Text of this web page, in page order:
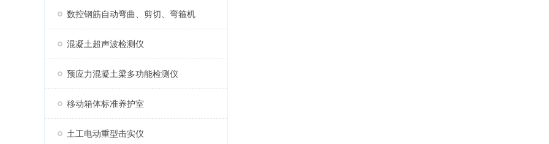
数控钢筋自动弯曲、剪切、弯箍机
混凝土超声波检测仪
预应力混凝土梁多功能检测仪
移动箱体标准养护室
土工电动重型击实仪